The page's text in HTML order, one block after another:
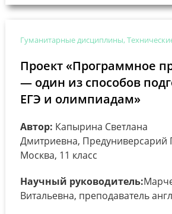
Гуманитарные дисциплины,
Проект «Программное
— один из способов
ЕГЭ и олимпиадам»
Автор: Капырина Светлана
Дмитриевна, Предуниверсарий
Москва, 11 класс
Научный руководитель:
Витальевна, преподаватель